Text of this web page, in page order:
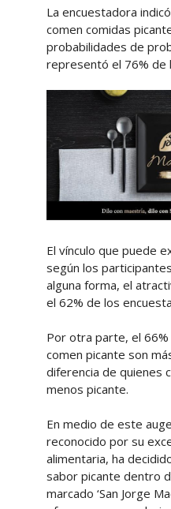
La encuestadora
comen comidas
probabilidades de
representó el 76% de
El vínculo que puede
según los
alguna forma, el
el 62% de los
Por otra parte, el 66%
comen picante son
diferencia de quienes
menos picante.
En medio de este
reconocido por su
alimentaria, ha
sabor picante dentro
marcado ‘San Jorge